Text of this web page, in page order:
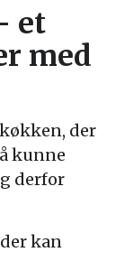
et
med
der
kunne
derfor
kan